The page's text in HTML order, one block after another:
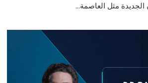
الجديدة مثل العاصمة...